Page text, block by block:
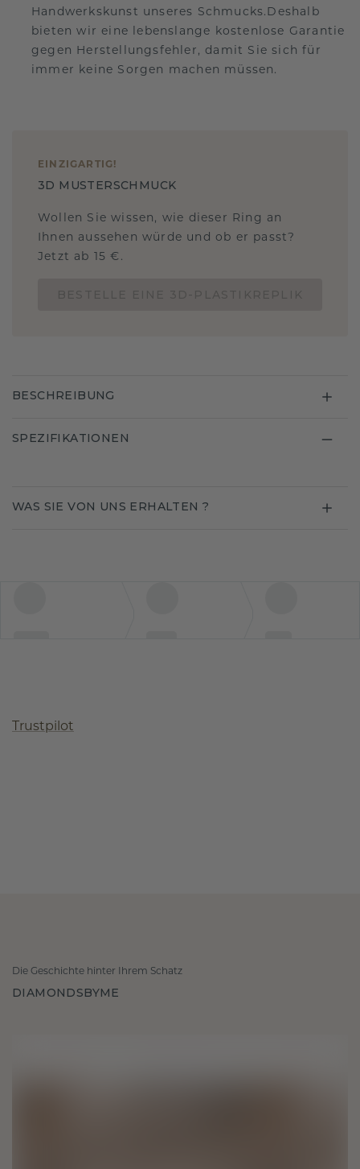
Handwerkskunst unseres Schmucks.Deshalb
bieten wir eine lebenslange kostenlose Garantie
gegen Herstellungsfehler, damit Sie sich für
immer keine Sorgen machen müssen.
EINZIGARTIG !
3D MUSTERSCHMUCK
Wollen Sie wissen, wie dieser Ring an
Ihnen aussehen würde und ob er passt?
Jetzt ab 15 €.
BESCHREIBUNG
SPEZIFIKATIONEN
WAS SIE VON UNS ERHALTEN ?
Trustpilot
Die Geschichte hinter Ihrem Schatz
DIAMONDSBYME